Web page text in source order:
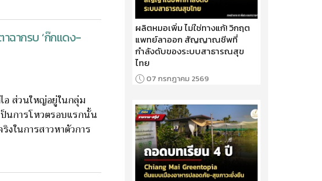
าฉากรบ ‘ก๊กแดง-
อ ส่วนใหญ่อยู่ในกลุ่ม
ป็นการโหวตรอบแรกนั้น
งในการสาวหาตัวการ
ผลิตหมอเพิ่ม ไม่ใช่ทางแก้! วิกฤต
แพทย์ลาออก สัญญาณชีพที่
กำลังดับของระบบสาธารณสุข
ไทย
07 กรกฎาคม 2569